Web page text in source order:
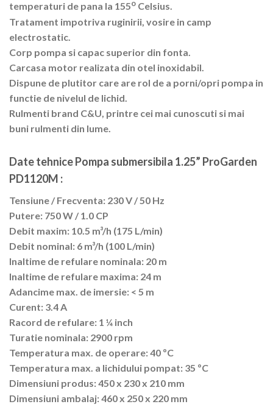
temperaturi de pana la 155o Celsius.
Tratament impotriva ruginirii, vosire in camp
electrostatic.
Corp pompa si capac superior din fonta.
Carcasa motor realizata din otel inoxidabil.
Dispune de plutitor care are rol de a porni/opri pompa in
functie de nivelul de lichid.
Rulmenti brand C&U, printre cei mai cunoscuti si mai
buni rulmenti din lume.
Date tehnice Pompa submersibila 1.25” ProGarden
PD1120M :
Tensiune / Frecventa: 230 V / 50 Hz
Putere: 750 W / 1.0 CP
Debit maxim: 10.5 m³/h (175 L/min)
Debit nominal: 6 m³/h (100 L/min)
Inaltime de refulare nominala: 20 m
Inaltime de refulare maxima: 24 m
Adancime max. de imersie: < 5 m
Curent: 3.4 A
Racord de refulare: 1 ¼ inch
Turatie nominala: 2900 rpm
Temperatura max. de operare: 40 ºC
Temperatura max. a lichidului pompat: 35 ºC
Dimensiuni produs: 450 x 230 x 210 mm
Dimensiuni ambalaj: 460 x 250 x 220 mm